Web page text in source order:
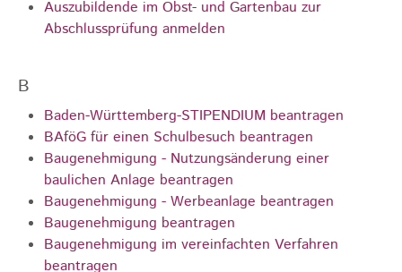
Auszubildende im Obst- und Gartenbau zur
Abschlussprüfung anmelden
B
Baden-Württemberg-STIPENDIUM beantragen
BAföG für einen Schulbesuch beantragen
Baugenehmigung - Nutzungsänderung einer
baulichen Anlage beantragen
Baugenehmigung - Werbeanlage beantragen
Baugenehmigung beantragen
Baugenehmigung im vereinfachten Verfahren
beantragen